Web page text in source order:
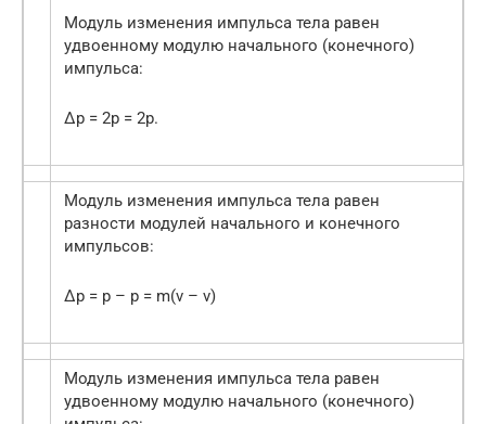
Модуль изменения импульса тела равен
удвоенному модулю начального (конечного)
импульса:
∆p = 2p = 2p.
Модуль изменения импульса тела равен
разности модулей начального и конечного
импульсов:
∆p = p – p = m(v – v)
Модуль изменения импульса тела равен
удвоенному модулю начального (конечного)